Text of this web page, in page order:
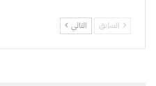
السابق التالي